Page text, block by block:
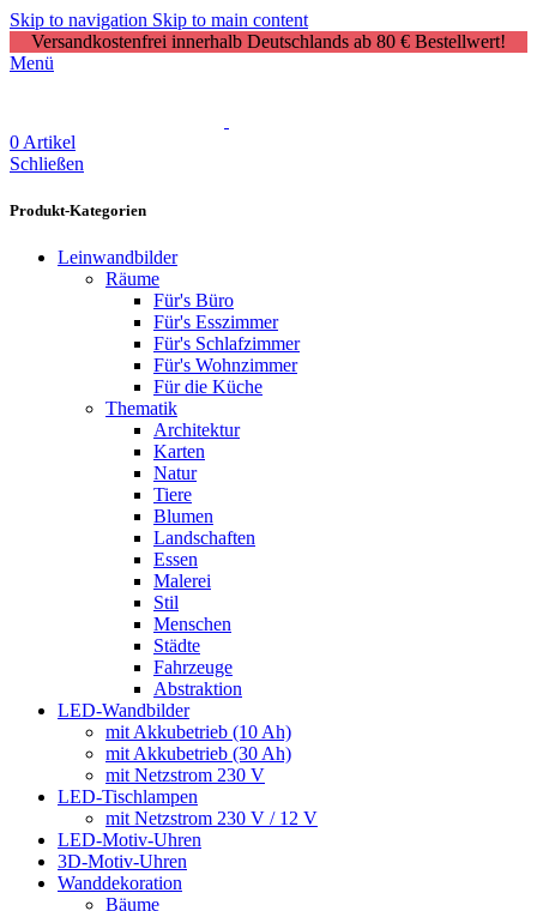
Skip to navigation Skip to main content
Versandkostenfrei innerhalb Deutschlands ab 80 € Bestellwert!
Menü
0 Artikel
Schließen
Produkt-Kategorien
Leinwandbilder
Räume
Für's Büro
Für's Esszimmer
Für's Schlafzimmer
Für's Wohnzimmer
Für die Küche
Thematik
Architektur
Karten
Natur
Tiere
Blumen
Landschaften
Essen
Malerei
Stil
Menschen
Städte
Fahrzeuge
Abstraktion
LED-Wandbilder
mit Akkubetrieb (10 Ah)
mit Akkubetrieb (30 Ah)
mit Netzstrom 230 V
LED-Tischlampen
mit Netzstrom 230 V / 12 V
LED-Motiv-Uhren
3D-Motiv-Uhren
Wanddekoration
Bäume